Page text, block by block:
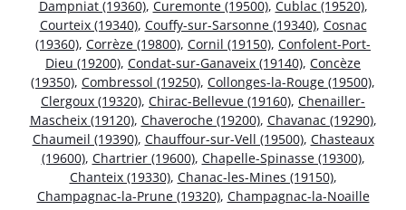
Dampniat (19360), Curemonte (19500), Cublac (19520),
Courteix (19340), Couffy-sur-Sarsonne (19340), Cosnac
(19360), Corrèze (19800), Cornil (19150), Confolent-Port-
Dieu (19200), Condat-sur-Ganaveix (19140), Concèze
(19350), Combressol (19250), Collonges-la-Rouge (19500),
Clergoux (19320), Chirac-Bellevue (19160), Chenailler-
Mascheix (19120), Chaveroche (19200), Chavanac (19290),
Chaumeil (19390), Chauffour-sur-Vell (19500), Chasteaux
(19600), Chartrier (19600), Chapelle-Spinasse (19300),
Chanteix (19330), Chanac-les-Mines (19150),
Champagnac-la-Prune (19320), Champagnac-la-Noaille